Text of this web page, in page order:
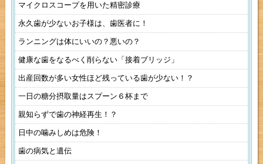
マイクロスコープを用いた精密診療
永久歯が少ないお子様は、歯医者に！
ランニングは体にいいの？悪いの？
健康な歯をなるべく削らない「接着ブリッジ」
出産回数が多い女性ほど残っている歯が少ない！？
一日の糖分摂取量はスプーン６杯まで
親知らずで歯の神経再生！？
日中の噛みしめは危険！
歯の病気と遺伝